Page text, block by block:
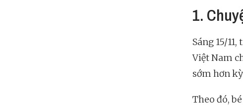
1.
Sáng 15/
Việt Nam
sớm hơn
Theo đó,